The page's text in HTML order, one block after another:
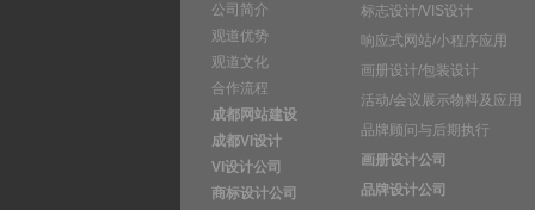
公司简介
观道优势
观道文化
合作流程
成都网站建设
成都VI设计
VI设计公司
商标设计公司
标志设计/VIS设计
响应式网站/小程序应用
画册设计/包装设计
活动/会议展示物料及应用
品牌顾问与后期执行
画册设计公司
品牌设计公司